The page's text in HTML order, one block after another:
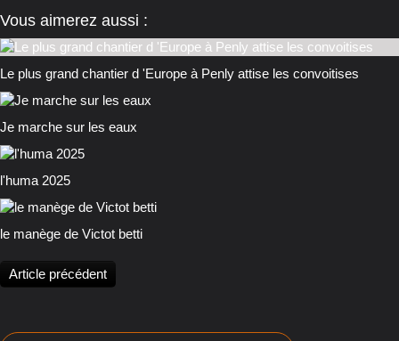
Vous aimerez aussi :
Le plus grand chantier d 'Europe à Penly attise les convoitises
Je marche sur les eaux
l'huma 2025
le manège de Victot betti
Article précédent